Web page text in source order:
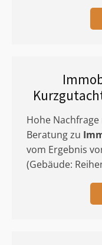
Hohe Nachfrage
Beratung zu
vom Ergebnis
(Gebäude: